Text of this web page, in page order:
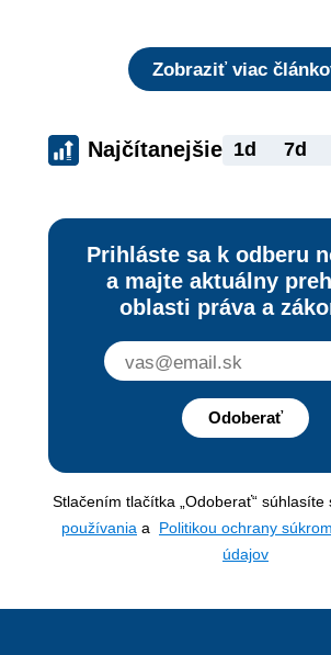
Zobraziť viac
Najčítanejšie 1d 7d
Prihláste sa k odberu
a majte aktuálny
oblasti práva a
Odoberať
Stlačením tlačítka „Odoberať“ súhlasíte
používania a Politikou ochrany
údajov